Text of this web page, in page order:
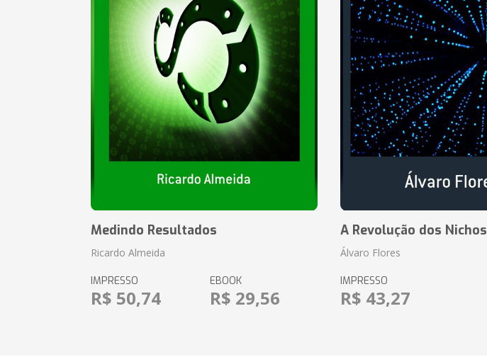
Medindo Resultados
Ricardo Almeida
IMPRESSO
R$ 50,74
EBOOK
R$ 29,56
A Revolução dos Nichos
Álvaro Flores
IMPRESSO
R$ 43,27